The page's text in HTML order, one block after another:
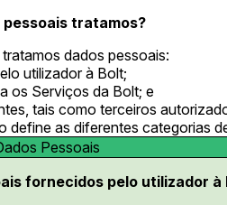
pessoais tratamos?
dados pessoais:
utilizador à Bolt;
os Serviços da Bolt; e
tais como terceiros
define as diferentes categorias
Pessoais
fornecidos pelo utilizador à